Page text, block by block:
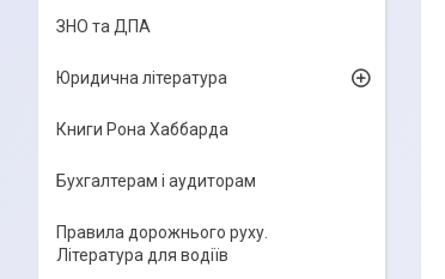
ЗНО та ДПА
Юридична література
Книги Рона Хаббарда
Бухгалтерам і аудиторам
Правила дорожнього руху.
Література для водіїв